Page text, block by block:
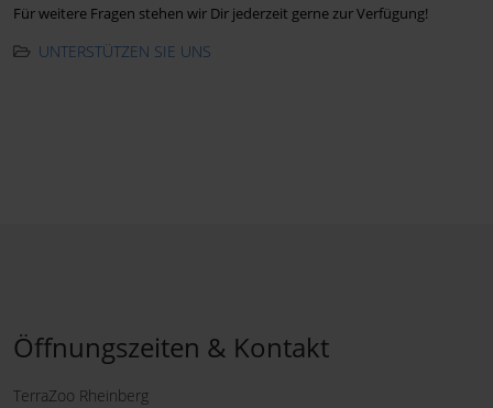
Für weitere Fragen stehen wir Dir jederzeit gerne zur Verfügung!
UNTERSTÜTZEN SIE UNS
Öffnungszeiten & Kontakt
TerraZoo Rheinberg